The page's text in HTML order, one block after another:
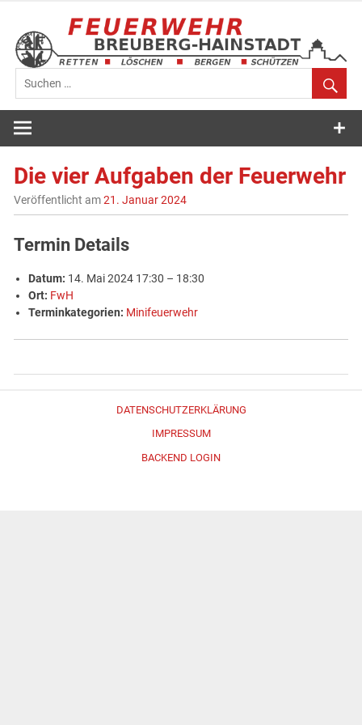
springen
Feuerwehr
Breuberg-
Hainstadt
Die vier Aufgaben der Feuerwehr
Veröffentlicht am21. Januar 2024
Termin Details
Datum: 14. Mai 2024 17:30 – 18:30
Ort: FwH
Terminkategorien: Minifeuerwehr
DATENSCHUTZERKLÄRUNG
IMPRESSUM
BACKEND LOGIN